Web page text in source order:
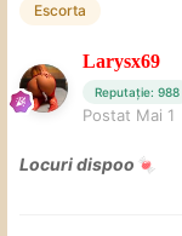
Escorta
Larysx69
Reputație: 988
Postat Mai 1
Locuri dispoo 🍬